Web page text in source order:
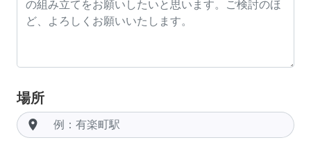
場所
room